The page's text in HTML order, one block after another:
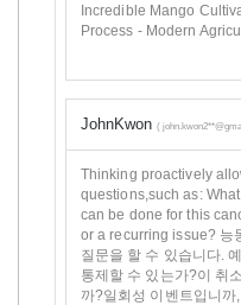
Incredible Mango
Process - Modern
JohnKwon (
Thinking proactively
questions,such as:
can be done for this
or a recurring issue? 능
질문을 할 수 있습니다.
통제할 수 있는가?이 취
까?일회성 이벤트입니